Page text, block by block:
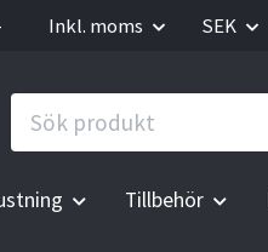
Inkl. moms SEK
Tillbehör